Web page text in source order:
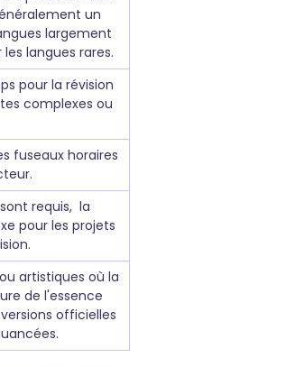
un
largement
langues rares.
pour la révision
complexes ou
fuseaux horaires
requis, la
pour les projets
artistiques où la
de l'essence
officielles